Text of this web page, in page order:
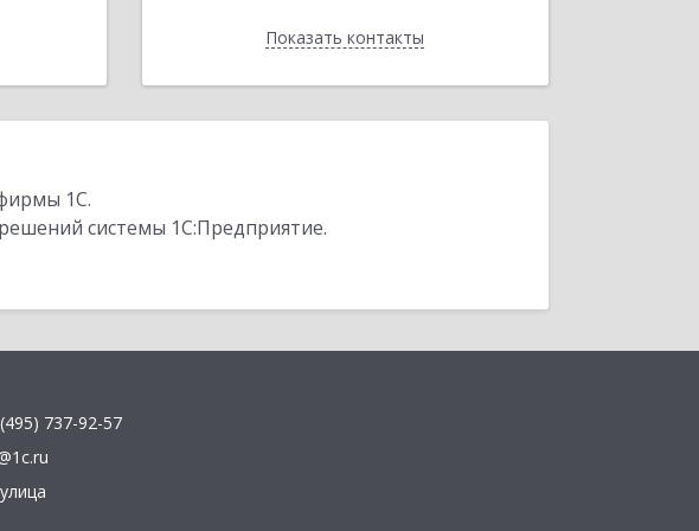
Показать контакты
Назад
1С.
системы 1С:Предприятие.
737-92-57
улица